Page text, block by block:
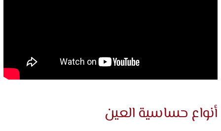
أنواع حساسية العين